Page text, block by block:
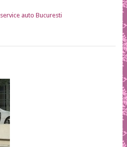
service auto Bucuresti